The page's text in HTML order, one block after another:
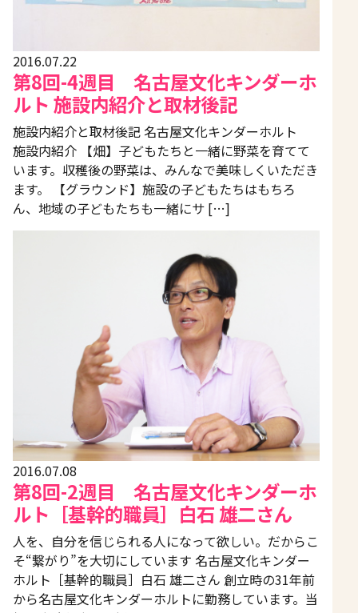
2016.07.22
第8回-4週目 名古屋文化キンダーホ
ルト 施設内紹介と取材後記
施設内紹介と取材後記 名古屋文化キンダーホルト
施設内紹介 【畑】子どもたちと一緒に野菜を育てて
います。収穫後の野菜は、みんなで美味しくいただき
ます。 【グラウンド】施設の子どもたちはもちろ
ん、地域の子どもたちも一緒にサ […]
2016.07.08
第8回-2週目 名古屋文化キンダーホ
ルト［基幹的職員］白石 雄二さん
人を、自分を信じられる人になって欲しい。だからこ
そ“繋がり”を大切にしています 名古屋文化キンダー
ホルト［基幹的職員］白石 雄二さん 創立時の31年前
から名古屋文化キンダーホルトに勤務しています。当